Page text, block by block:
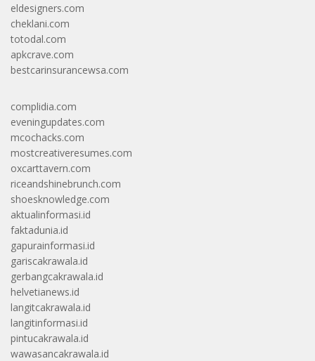
eldesigners.com
cheklani.com
totodal.com
apkcrave.com
bestcarinsurancewsa.com
complidia.com
eveningupdates.com
mcochacks.com
mostcreativeresumes.com
oxcarttavern.com
riceandshinebrunch.com
shoesknowledge.com
aktualinformasi.id
faktadunia.id
gapurainformasi.id
gariscakrawala.id
gerbangcakrawala.id
helvetianews.id
langitcakrawala.id
langitinformasi.id
pintucakrawala.id
wawasancakrawala.id